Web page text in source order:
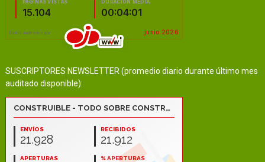
SUSCRIPTORES NEWSLETTER (promedio diario durante último mes
auditado disponible):